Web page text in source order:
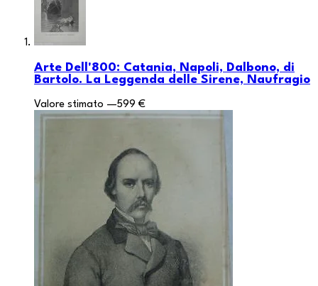
Arte Dell'800: Catania, Napoli, Dalbono, di
Bartolo. La Leggenda delle Sirene, Naufragio
Valore stimato —599 €